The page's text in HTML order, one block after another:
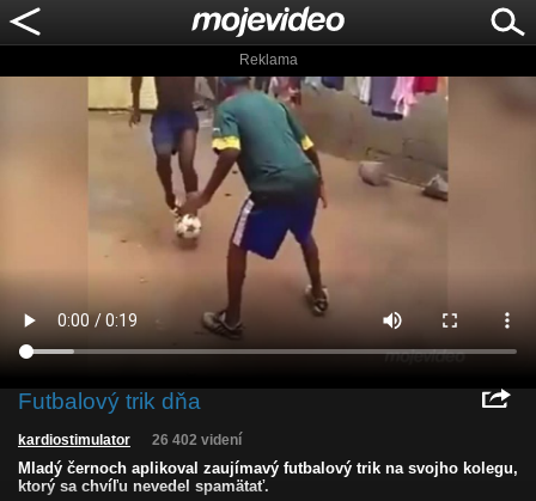
Reklama
Futbalový trik dňa
kardiostimulator 26 402 videní
Mladý černoch aplikoval zaujímavý futbalový trik na svojho kolegu,
ktorý sa chvíľu nevedel spamätať.